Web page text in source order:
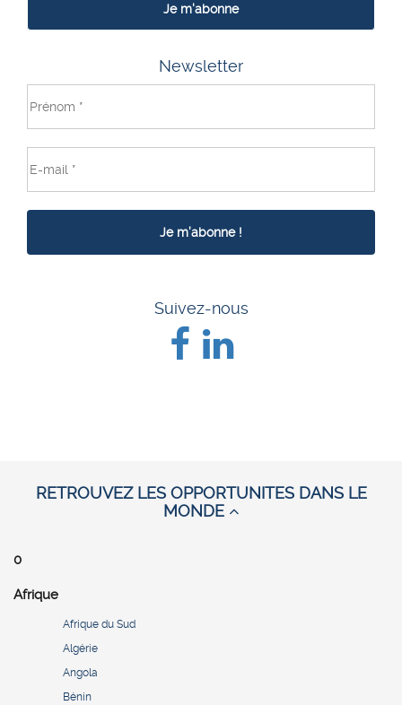
Je m'abonne
Newsletter
Suivez-nous
RETROUVEZ LES OPPORTUNITES DANS LE
MONDE
0
Afrique
Afrique du Sud
Algérie
Angola
Bénin